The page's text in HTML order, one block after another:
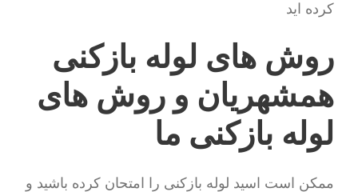
کرده اید
روش های لوله بازکنی
همشهریان و روش های
لوله بازکنی ما
ممکن است اسید لوله بازکنی را امتحان کرده باشید و